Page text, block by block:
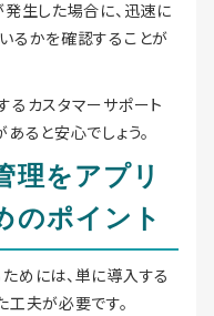
生した場合に、迅速に
るかを確認することが
るカスタマーサポート
ると安心でしょう。
理をアプリ
のポイント
めには、単に導入する
工夫が必要です。